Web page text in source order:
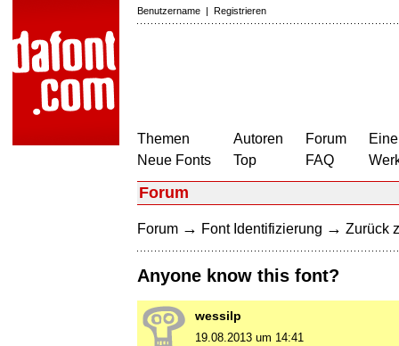
Benutzername | Registrieren
Themen
Neue Fonts
Autoren
Top
Forum
FAQ
Forum
Forum → Font Identifizierung → Zurück
Anyone know this font?
wessilp
19.08.2013 um 14:41